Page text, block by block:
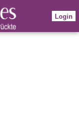
Login